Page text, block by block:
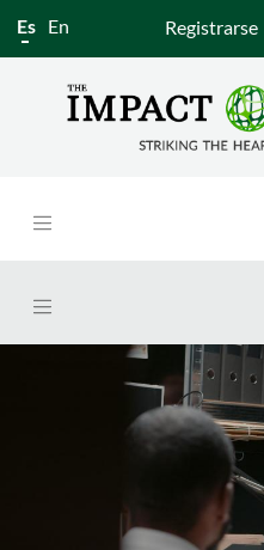
Es En Registrarse